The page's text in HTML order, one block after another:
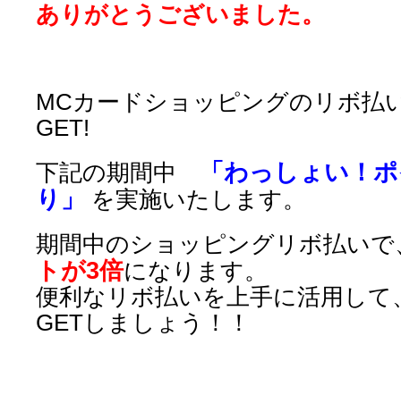
ありがとうございました。
MCカードショッピングのリボ払
GET!
下記の期間中
「わっしょい！
り」
を実施いたします。
期間中のショッピングリボ払い
トが3倍になります。
便利なリボ払いを上手に活用し
GETしましょう！！